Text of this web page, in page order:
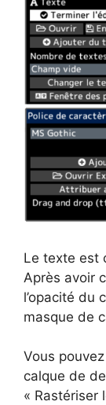
Le texte est
Après avoir
l’opacité du
masque de
Vous
calque de
« Rastériser